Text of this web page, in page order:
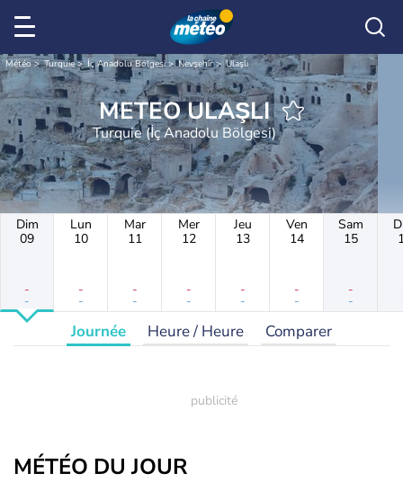
Météo Turquie İç Anadolu Bölgesi Nevşehir Ulaşlı
METEO ULAŞLI
Turquie (İç Anadolu Bölgesi)
Dim
09
-
-
Lun
10
-
-
Mar
11
-
-
Mer
12
-
-
Jeu
13
-
-
Ven
14
-
-
Sam
15
-
-
Journée Heure / Heure Comparer
MÉTÉO DU JOUR